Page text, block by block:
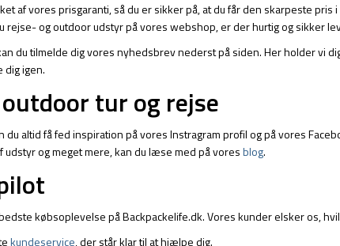
af vores prisgaranti, så du er sikker på, at du får den skarpeste
rejse- og outdoor udstyr på vores webshop, er der hurtig og sikker
du tilmelde dig vores nyhedsbrev nederst på siden. Her holder vi
dig igen.
tur og rejse
altid få fed inspiration på vores Instragram profil og på vores
og meget mere, kan du læse med på voresblog.
købsoplevelse på Backpackelife.dk. Vores kunder elsker os,
kundeservice, der står klar til at hjælpe dig.